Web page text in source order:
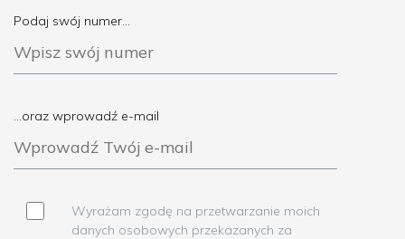
Podaj swój numer...
...oraz wprowadź e-mail
Wyrażam zgodę na przetwarzanie moich
danych osobowych przekazanych za